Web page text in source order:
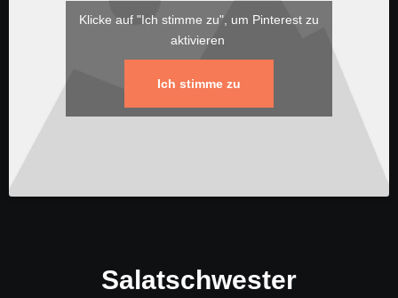
Klicke auf "Ich stimme zu", um Pinterest zu
aktivieren
Ich stimme zu
Salatschwester